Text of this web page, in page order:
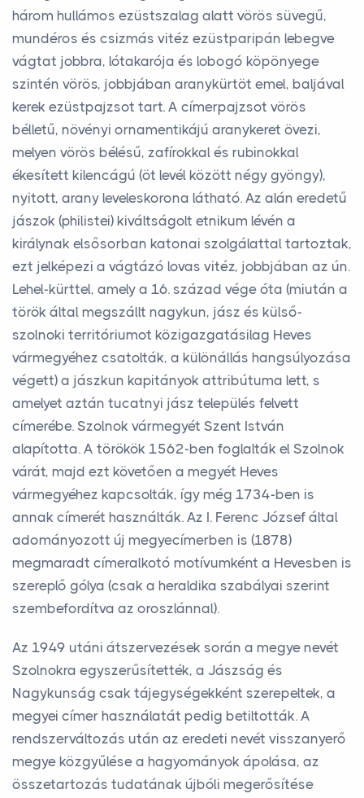
három hullámos ezüstszalag alatt vörös süvegű,
mundéros és csizmás vitéz ezüstparipán lebegve
vágtat jobbra, lótakarója és lobogó köpönyege
szintén vörös, jobbjában aranykürtöt emel, baljával
kerek ezüstpajzsot tart. A címerpajzsot vörös
bélletű, növényi ornamentikájú aranykeret övezi,
melyen vörös bélésű, zafírokkal és rubinokkal
ékesített kilencágú (öt levél között négy gyöngy),
nyitott, arany leveleskorona látható. Az alán eredetű
jászok (philistei) kiváltságolt etnikum lévén a
királynak elsősorban katonai szolgálattal tartoztak,
ezt jelképezi a vágtázó lovas vitéz, jobbjában az ún.
Lehel-kürttel, amely a 16. század vége óta (miután a
török által megszállt nagykun, jász és külső-
szolnoki territóriumot közigazgatásilag Heves
vármegyéhez csatolták, a különállás hangsúlyozása
végett) a jászkun kapitányok attribútuma lett, s
amelyet aztán tucatnyi jász település felvett
címerébe. Szolnok vármegyét Szent István
alapította. A törökök 1562-ben foglalták el Szolnok
várát, majd ezt követően a megyét Heves
vármegyéhez kapcsolták, így még 1734-ben is
annak címerét használták. Az I. Ferenc József által
adományozott új megyecímerben is (1878)
megmaradt címeralkotó motívumként a Hevesben is
szereplő gólya (csak a heraldika szabályai szerint
szembefordítva az oroszlánnal).
Az 1949 utáni átszervezések során a megye nevét
Szolnokra egyszerűsítették, a Jászság és
Nagykunság csak tájegységekként szerepeltek, a
megyei címer használatát pedig betiltották. A
rendszerváltozás után az eredeti nevét visszanyerő
megye közgyűlése a hagyományok ápolása, az
összetartozás tudatának újbóli megerősítése